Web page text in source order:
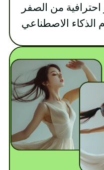
من الصفر
الذكاء الاصطناعي